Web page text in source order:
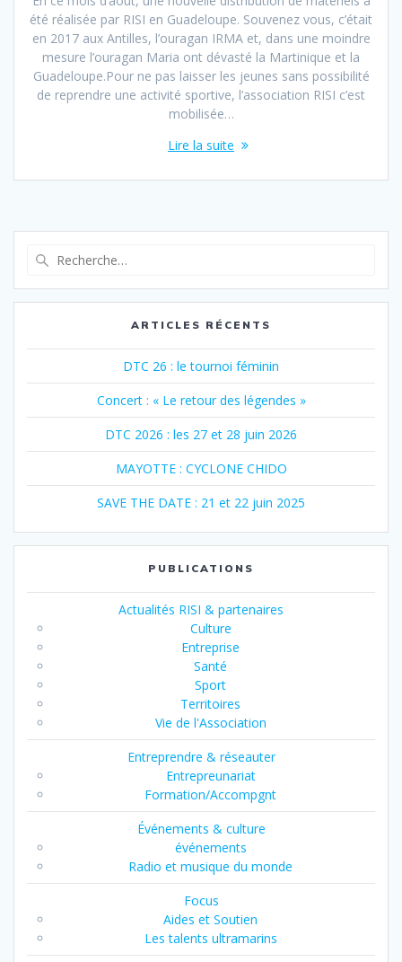
été réalisée par RISI en Guadeloupe. Souvenez vous, c’était
en 2017 aux Antilles, l’ouragan IRMA et, dans une moindre
mesure l’ouragan Maria ont dévasté la Martinique et la
Guadeloupe.Pour ne pas laisser les jeunes sans possibilité
de reprendre une activité sportive, l’association RISI c’est
mobilisée…
Lire la suite
:
ARTICLES RÉCENTS
DTC 26 : le tournoi féminin
Concert : « Le retour des légendes »
DTC 2026 : les 27 et 28 juin 2026
MAYOTTE : CYCLONE CHIDO
SAVE THE DATE : 21 et 22 juin 2025
PUBLICATIONS
Actualités RISI & partenaires
Culture
Entreprise
Santé
Sport
Territoires
Vie de l'Association
Entreprendre & réseauter
Entrepreunariat
Formation/Accompgnt
Événements & culture
événements
Radio et musique du monde
Focus
Aides et Soutien
Les talents ultramarins